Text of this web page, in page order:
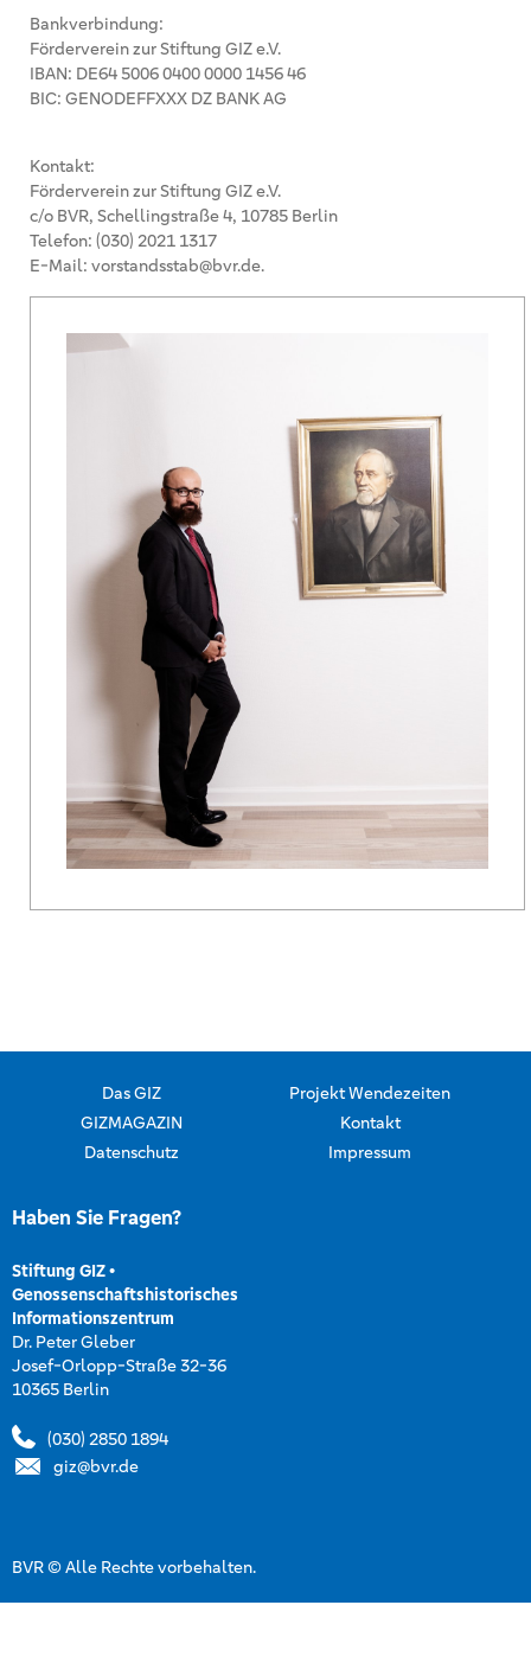
Bankverbindung:
Förderverein zur Stiftung GIZ e.V.
IBAN: DE64 5006 0400 0000 1456 46
BIC: GENODEFFXXX DZ BANK AG
Kontakt:
Förderverein zur Stiftung GIZ e.V.
c/o BVR, Schellingstraße 4, 10785 Berlin
Telefon: (030) 2021 1317
E-Mail: vorstandsstab@bvr.de.
Das GIZ
Projekt Wendezeiten
GIZMAGAZIN
Kontakt
Datenschutz
Impressum
Haben Sie Fragen?
Stiftung GIZ•
Genossenschaftshistorisches
Informationszentrum
Dr. Peter Gleber
Josef-Orlopp-Straße 32-36
10365 Berlin
(030) 2850 1894
giz@bvr.de
BVR © Alle Rechte vorbehalten.